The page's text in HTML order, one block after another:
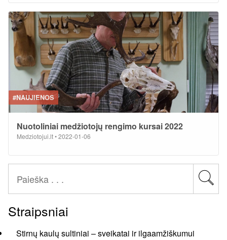
#NAUJIENOS
Nuotoliniai medžiotojų rengimo kursai 2022
Medziotojui.lt•2022-01-06
Straipsniai
Stirnų kaulų sultiniai – sveikatai ir ilgaamžiškumui